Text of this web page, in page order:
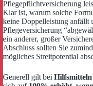
Pflegepflichtversicherung
Klar ist, warum solche
keine Doppelleistung anfällt
Pflegeversicherung
ein anderer, großer
Abschluss sollten Sie
mögliches Streitpotential
Generell gilt bei